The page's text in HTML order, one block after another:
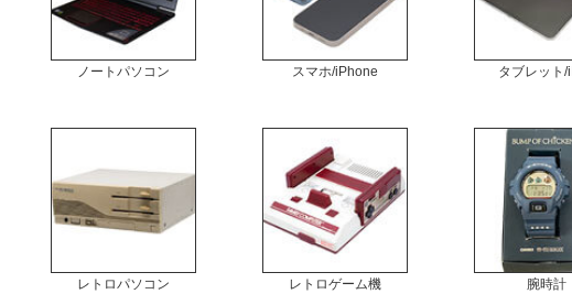
ノートパソコン スマホ/iPhone タブレット/
レトロパソコン レトロゲーム機 腕時計